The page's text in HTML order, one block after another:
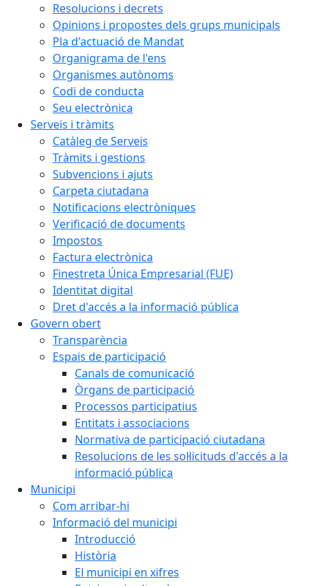
Resolucions i decrets
Opinions i propostes dels grups municipals
Pla d'actuació de Mandat
Organigrama de l'ens
Organismes autònoms
Codi de conducta
Seu electrònica
Serveis i tràmits
Catàleg de Serveis
Tràmits i gestions
Subvencions i ajuts
Carpeta ciutadana
Notificacions electròniques
Verificació de documents
Impostos
Factura electrònica
Finestreta Única Empresarial (FUE)
Identitat digital
Dret d'accés a la informació pública
Govern obert
Transparència
Espais de participació
Canals de comunicació
Òrgans de participació
Processos participatius
Entitats i associacions
Normativa de participació ciutadana
Resolucions de les sol·licituds d'accés a la
informació pública
Municipi
Com arribar-hi
Informació del municipi
Introducció
Història
El municipi en xifres